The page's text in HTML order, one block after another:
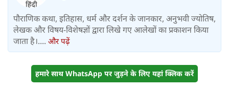
पौराणिक कथा, इतिहास, धर्म और दर्शन के जानकार, अनुभवी ज्योतिष,
लेखक और विषय-विशेषज्ञों द्वारा लिखे गए आलेखों का प्रकाशन किया
जाता है।.... और पढ़ें
हमारे साथ WhatsApp पर जुड़ने के लिए यहां क्लिक करें